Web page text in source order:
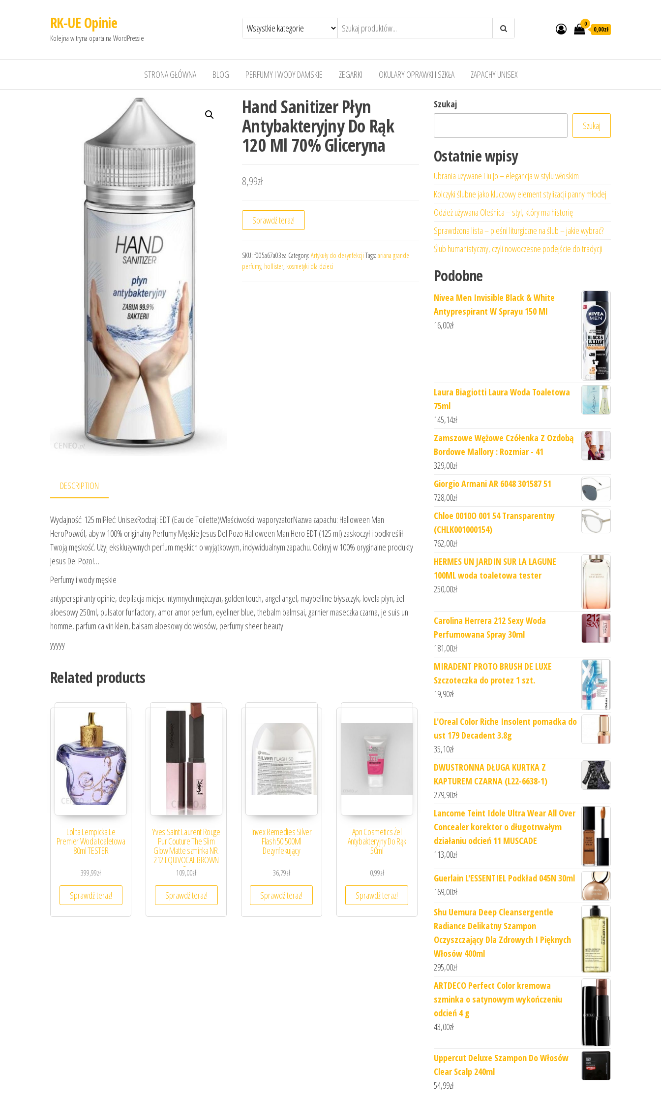
RK-UE Opinie
Kolejna witryna oparta na WordPressie
0
0,00zł
STRONA GŁÓWNA BLOG PERFUMY I WODY DAMSKIE ZEGARKI OKULARY OPRAWKI I SZKŁA ZAPACHY UNISEX
Hand Sanitizer Płyn
Antybakteryjny Do Rąk
120 Ml 70% Gliceryna
8,99zł
Sprawdź teraz!
SKU: f005a67a03ea Category: Artykuły do dezynfekcji Tags: ariana grande
perfumy, hollister, kosmetyki dla dzieci
DESCRIPTION
Wydajność: 125 mlPłeć: UnisexRodzaj: EDT (Eau de Toilette)Właściwości: waporyzatorNazwa zapachu: Halloween Man
HeroPozwól, aby w 100% originalny Perfumy Męskie Jesus Del Pozo Halloween Man Hero EDT (125 ml) zaskoczył i podkreślił
Twoją męskość. Użyj ekskluzywnych perfum męskich o wyjątkowym, indywidualnym zapachu. Odkryj w 100% oryginalne produkty
Jesus Del Pozo!…
Perfumy i wody męskie
antyperspiranty opinie, depilacja miejsc intymnych mężczyzn, golden touch, angel angel, maybelline błyszczyk, lovela plyn, żel
aloesowy 250ml, pulsator funfactory, amor amor perfum, eyeliner blue, thebalm balmsai, garnier maseczka czarna, je suis un
homme, parfum calvin klein, balsam aloesowy do włosów, perfumy sheer beauty
yyyyy
Related products
Lolita Lempicka Le
Premier Woda toaletowa
80ml TESTER
399,99zł
Sprawdź teraz!
Yves Saint Laurent Rouge
Pur Couture The Slim
Glow Matte szminka NR.
212 EQUIVOCAL BROWN
2g
109,00zł
Sprawdź teraz!
Invex Remedies Silver
Flash 50 500Ml
Dezynfekujący
36,79zł
Sprawdź teraz!
Apn Cosmetics Żel
Antybakteryjny Do Rąk
50ml
0,99zł
Sprawdź teraz!
Szukaj
Szukaj
Ostatnie wpisy
Ubrania używane Liu Jo – elegancja w stylu włoskim
Kolczyki ślubne jako kluczowy element stylizacji panny młodej
Odzież używana Oleśnica – styl, który ma historię
Sprawdzona lista – pieśni liturgiczne na ślub – jakie wybrać?
Ślub humanistyczny, czyli nowoczesne podejście do tradycji
Podobne
Nivea Men Invisible Black & White
Antyprespirant W Sprayu 150 Ml
16,00zł
Laura Biagiotti Laura Woda Toaletowa
75ml
145,14zł
Zamszowe Wężowe Czółenka Z Ozdobą
Bordowe Mallory : Rozmiar - 41
329,00zł
Giorgio Armani AR 6048 301587 51
728,00zł
Chloe 0010O 001 54 Transparentny
(CHLK001000154)
762,00zł
HERMES UN JARDIN SUR LA LAGUNE
100ML woda toaletowa tester
250,00zł
Carolina Herrera 212 Sexy Woda
Perfumowana Spray 30ml
181,00zł
MIRADENT PROTO BRUSH DE LUXE
Szczoteczka do protez 1 szt.
19,90zł
L'Oreal Color Riche Insolent pomadka do
ust 179 Decadent 3.8g
35,10zł
DWUSTRONNA DŁUGA KURTKA Z
KAPTUREM CZARNA (L22-6638-1)
279,90zł
Lancome Teint Idole Ultra Wear All Over
Concealer korektor o długotrwałym
działaniu odcień 11 MUSCADE
113,00zł
Guerlain L'ESSENTIEL Podkład 045N 30ml
169,00zł
Shu Uemura Deep Cleansergentle
Radiance Delikatny Szampon
Oczyszczający Dla Zdrowych I Pięknych
Włosów 400ml
295,00zł
ARTDECO Perfect Color kremowa
szminka o satynowym wykończeniu
odcień 4 g
43,00zł
Uppercut Deluxe Szampon Do Włosów
Clear Scalp 240ml
54,99zł